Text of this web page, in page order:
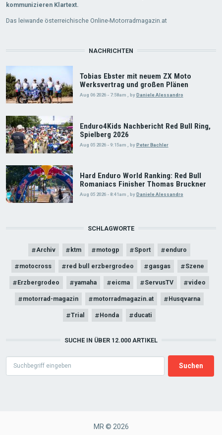
kommunizieren Klartext.
Das leiwande österreichische Online-Motorradmagazin.at
NACHRICHTEN
Tobias Ebster mit neuem ZX Moto
Werksvertrag und großen Plänen
Aug 06 2026 - 7:58am byDaniele Alessandro
Enduro4Kids Nachbericht Red Bull Ring,
Spielberg 2026
Aug 05 2026 - 9:15am byPeter Bachler
Hard Enduro World Ranking: Red Bull
Romaniacs Finisher Thomas Bruckner
Aug 05 2026 - 8:41am , by Daniele Alessandro
SCHLAGWORTE
Archiv ktm motogp Sport enduro
motocross red bull erzbergrodeo gasgas Szene
Erzbergrodeo yamaha eicma ServusTV video
motorrad-magazin motorradmagazin.at Husqvarna
Trial Honda ducati
SUCHE IN ÜBER 12.000 ARTIKEL
MR © 2026